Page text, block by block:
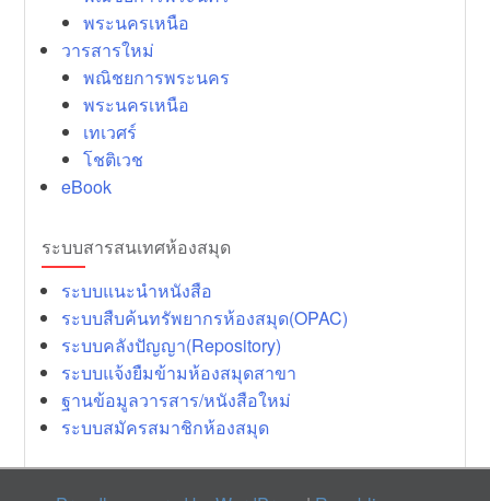
พระนครเหนือ
วารสารใหม่
พณิชยการพระนคร
พระนครเหนือ
เทเวศร์
โชติเวช
eBook
ระบบสารสนเทศห้องสมุด
ระบบแนะนำหนังสือ
ระบบสืบค้นทรัพยากรห้องสมุด(OPAC)
ระบบคลังปัญญา(Repository)
ระบบแจ้งยืมข้ามห้องสมุดสาขา
ฐานข้อมูลวารสาร/หนังสือใหม่
ระบบสมัครสมาชิกห้องสมุด